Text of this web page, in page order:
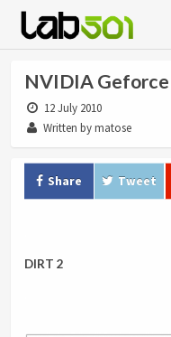
NVIDIA Geforce
12 July 2010
Written by matose
Share Tweet
DIRT 2